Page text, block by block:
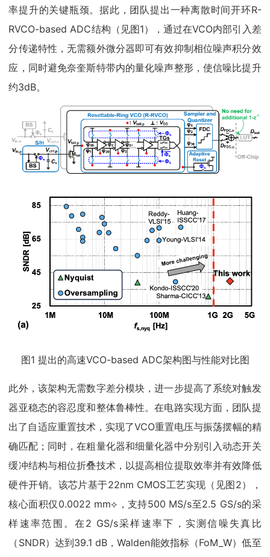
率提升的关键瓶颈。据此，团队提出一种离散时间开环R-
RVCO-based ADC结构（见图1），通过在VCO内部引入差
分传递特性，无需额外微分器即可有效抑制相位噪声积分效
应，同时避免奈奎斯特带内的量化噪声整形，使信噪比提升
约3dB。
图1 提出的高速VCO-based ADC架构图与性能对比图
此外，该架构无需数字差分模块，进一步提高了系统对触发
器亚稳态的容忍度和整体鲁棒性。在电路实现方面，团队提
出了自适应重置技术，实现了VCO重置电压与振荡摆幅的精
确匹配；同时，在粗量化器和细量化器中分别引入动态开关
缓冲结构与相位折叠技术，以提高相位提取效率并有效降低
硬件开销。该芯片基于22nm CMOS工艺实现（见图2），
核心面积仅0.0022 mm⟡，支持500 MS/s至2.5 GS/s的采
样速率范围。在2 GS/s采样速率下，实测信噪失真比
（SNDR）达到39.1 dB，Walden能效指标（FoM_W）低至